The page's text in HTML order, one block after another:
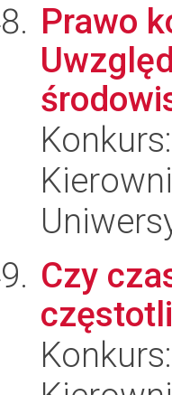
Prawo
Konkurs:
Czy
Konkurs: